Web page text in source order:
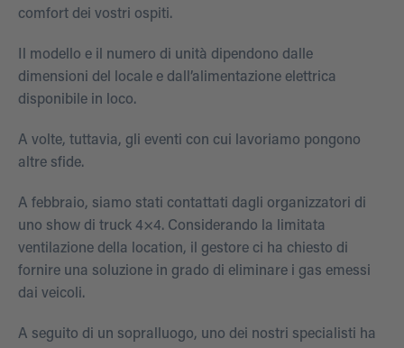
comfort dei vostri ospiti.
Il modello e il numero di unità dipendono dalle
dimensioni del locale e dall’alimentazione elettrica
disponibile in loco.
A volte, tuttavia, gli eventi con cui lavoriamo pongono
altre sfide.
A febbraio, siamo stati contattati dagli organizzatori di
uno show di truck 4×4. Considerando la limitata
ventilazione della location, il gestore ci ha chiesto di
fornire una soluzione in grado di eliminare i gas emessi
dai veicoli.
A seguito di un sopralluogo, uno dei nostri specialisti ha